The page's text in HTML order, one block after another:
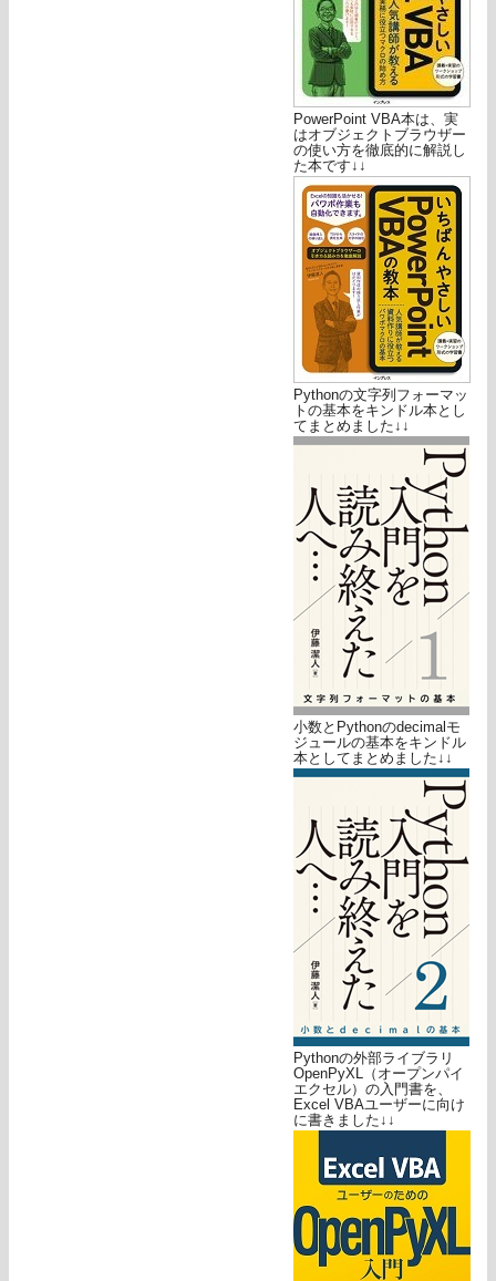
PowerPoint VBA本は、実
はオブジェクトブラウザー
の使い方を徹底的に解説し
た本です↓↓
Pythonの文字列フォーマッ
トの基本をキンドル本とし
てまとめました↓↓
小数とPythonのdecimalモ
ジュールの基本をキンドル
本としてまとめました↓↓
Pythonの外部ライブラリ
OpenPyXL（オープンパイ
エクセル）の入門書を、
Excel VBAユーザーに向け
に書きました↓↓